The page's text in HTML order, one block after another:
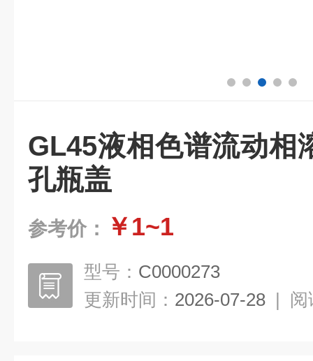
GL45液相色谱流动相
孔瓶盖
参考价： ￥1~1
型号： C0000273
更新时间： 2026-07-28 | 阅